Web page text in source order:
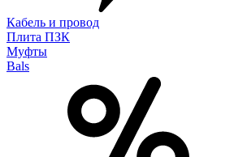
Кабель и провод
Плита ПЗК
Муфты
Bals